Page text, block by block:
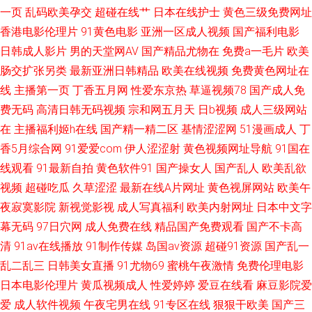
一二专区 av一区二区三区 国产精品爰搞 欧美城a 五月天黄色网 91熟女中文
片 久久思思热国产 日韩色情三级网 中文AV在看 av亚洲东方 激情人妻三级
一页 乱码欧美孕交 超碰在线艹 日本在线护士 黄色三级免费网址
香港电影伦理片 91黄色电影 亚洲一区成人视频 国产福利电影
日韩成人影片 男的天堂网AV 国产精品尤物在 免费a一毛片 欧美
肠交扩张另类 最新亚洲日韩精品 欧美在线视频 免费黄色网址在
线 主播第一页 丁香五月网 性爱东京热 草逼视频78 国产成人免
费无码 高清日韩无码视频 宗和网五月天 日b视频 成人三级网站
在 主播福利姬h在线 国产精一精二区 基情涩涩网 51漫画成人 丁
香5月综合网 91爱爱com 伊人涩涩射 黄色视频网址导航 91国在
线观看 91最新自拍 黄色软件91 国产操女人 国产乱人 欧美乱欲
视频 超碰吃瓜 久草涩涩 最新在线A片网址 黄色视屏网站 欧美午
夜寂寞影院 新视觉影视 成人写真福利 欧美内射网址 日本中文字
幕无码 97日穴网 成人免费在线 精品国产免费观看 国产不卡高
清 91av在线播放 91制作传媒 岛国av资源 超碰91资源 国产乱一
乱二乱三 日韩美女直播 91尤物69 蜜桃午夜激情 免费伦理电影
日本电影伦理片 黄瓜视频成人 性爱婷婷 爱豆在线看 麻豆影院爱
爱 成人软件视频 午夜宅男在线 91专区在线 狠狠干欧美 国产三